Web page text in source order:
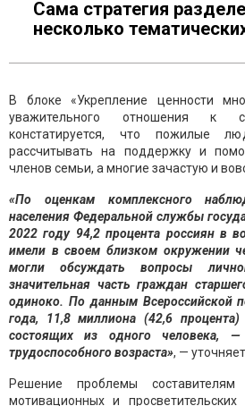
Сама стратегия
несколько
В блоке «Укрепление ценности
уважительного отношения к
констатируется, что пожилые
рассчитывать на поддержку и
членов семьи, а многие зачастую и
«По оценкам комплексного
населения Федеральной службы
2022 году 94,2 процента россиян в
имели в своем близком окружении
могли обсуждать вопросы
значительная часть граждан
одиноко. По данным Всероссийской
года, 11,8 миллиона (42,6 процента)
состоящих из одного человека,
трудоспособного возраста», —
Решение проблемы
мотивационных и просветительских